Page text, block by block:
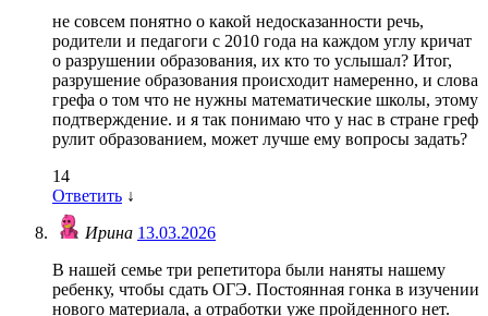
не совсем понятно о какой недосказанности речь,
родители и педагоги с 2010 года на каждом углу кричат
о разрушении образования, их кто то услышал? Итог,
разрушение образования происходит намеренно, и слова
грефа о том что не нужны математические школы, этому
подтверждение. и я так понимаю что у нас в стране греф
рулит образованием, может лучше ему вопросы задать?
14
Ответить ↓
Ирина 13.03.2026
В нашей семье три репетитора были наняты нашему
ребенку, чтобы сдать ОГЭ. Постоянная гонка в изучении
нового материала, а отработки уже пройденного нет.